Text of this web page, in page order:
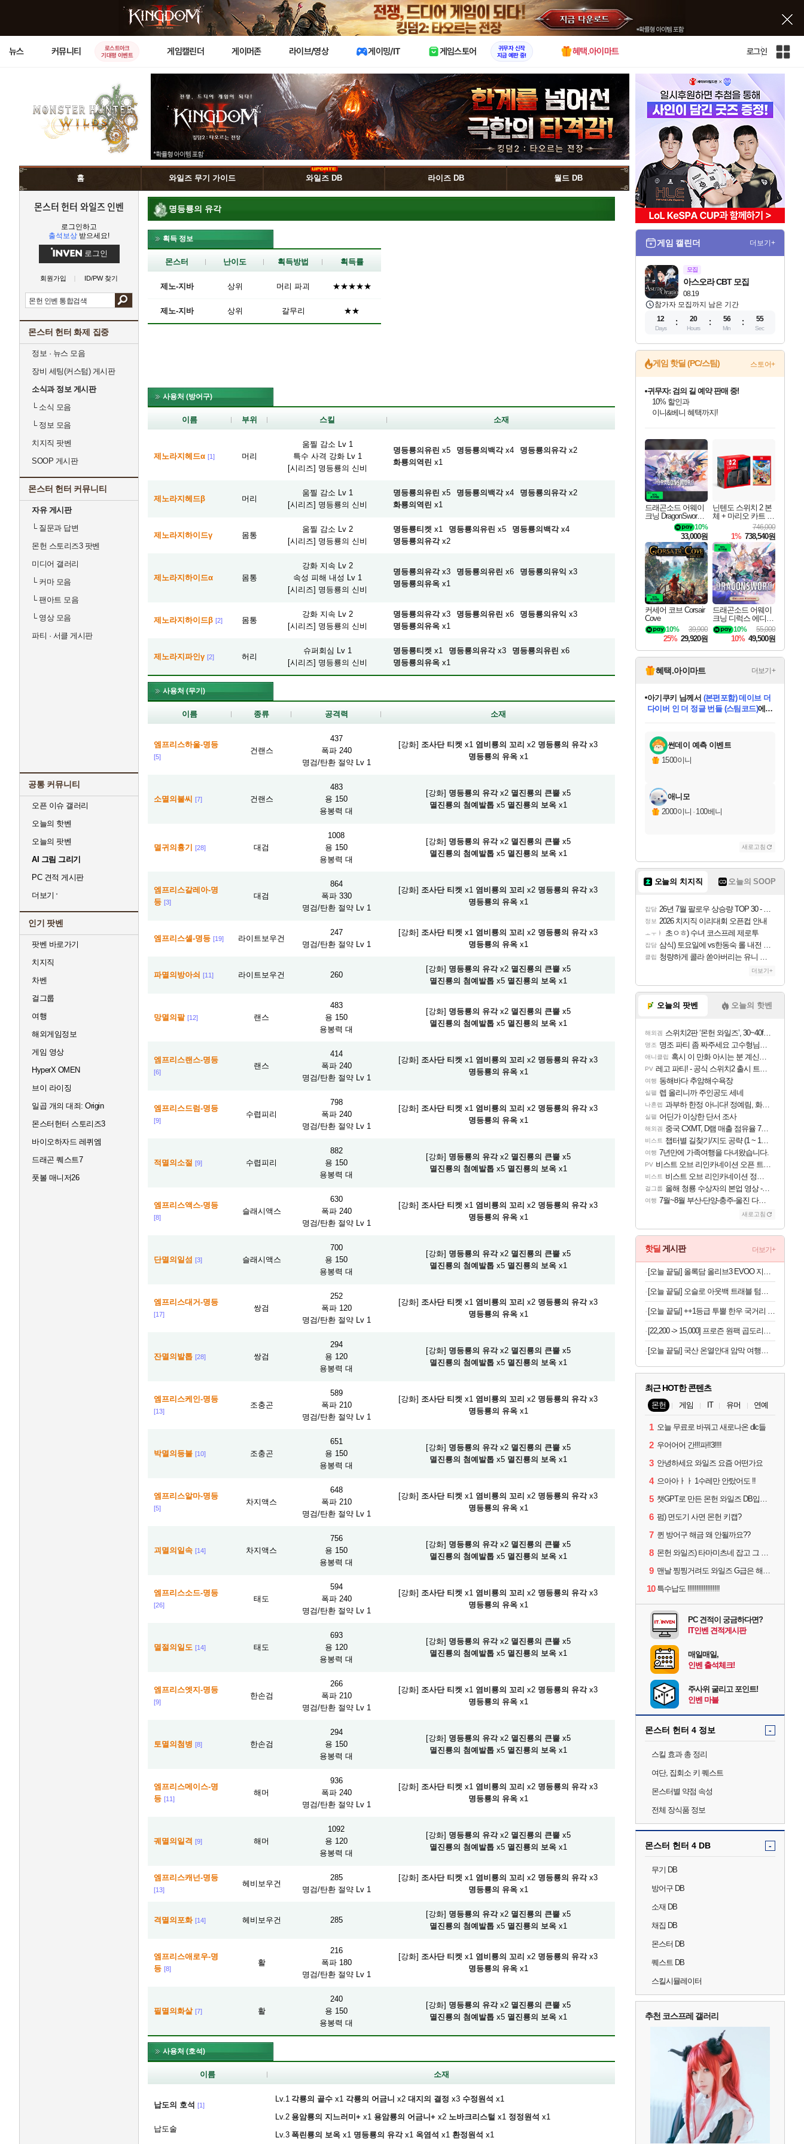
X
뉴스 커뮤니티
로스트아크
기대평 이벤트
게임캘린더 게이머존 라이브/영상 게이밍/IT 게임스토어
귀무자 신작
지금 예판 중!
혜택.아이마트 로그인
인
트
홈 와일즈 무기 가이드 와일즈 DB 라이즈 DB 월드 DB
몬스터 헌터 와일즈 인벤
로그인하고
출석보상 받으세요!
로그인
회원가입 ID/PW 찾기
몬스터 헌터 화제 집중
정보 · 뉴스 모음
장비 세팅(커스텀) 게시판
소식과 정보 게시판
└소식 모음
└정보 모음
치지직 팟벤
SOOP 게시판
몬스터 헌터 커뮤니티
자유 게시판
└질문과 답변
몬헌 스토리즈3 팟벤
미디어 갤러리
└커마 모음
└팬아트 모음
└영상 모음
파티 · 서클 게시판
공통 커뮤니티
오픈 이슈 갤러리
오늘의 핫벤
오늘의 팟벤
AI 그림 그리기
PC 견적 게시판
더보기
인기 팟벤
팟벤 바로가기
치지직
차벤
걸그룹
여행
해외게임정보
게임 영상
HyperX OMEN
브이 라이징
일곱 개의 대죄: Origin
몬스터헌터 스토리즈3
바이오하자드 레퀴엠
드래곤 퀘스트7
풋볼 매니저26
명등룡의 유각
획득 정보
몬스터 난이도 획득방법 획득률
제노-지바 상위 머리 파괴 ★★★★★
제노-지바 상위 갈무리 ★★
사용처 (방어구)
이름 부위 스킬 소재
제노라지헤드α [1] 머리
움찔 감소 Lv 1
특수 사격 강화 Lv 1
[시리즈] 명등룡의 신비
명등룡의유린 x5 명등룡의백각x4 명등룡의유각x2
화룡의역린 x1
제노라지헤드β 머리
움찔 감소 Lv 1
[시리즈] 명등룡의 신비
명등룡의유린 x5 명등룡의백각x4 명등룡의유각x2
화룡의역린 x1
제노라지하이드γ 몸통
움찔 감소 Lv 2
[시리즈] 명등룡의 신비
명등룡티켓 x1 명등룡의유린 x5 명등룡의백각x4
명등룡의유각x2
제노라지하이드α 몸통
강화 지속 Lv 2
속성 피해 내성 Lv 1
[시리즈] 명등룡의 신비
명등룡의유각x3 명등룡의유린 x6 명등룡의유익 x3
명등룡의유옥 x1
제노라지하이드β [2] 몸통
강화 지속 Lv 2
[시리즈] 명등룡의 신비
명등룡의유각x3 명등룡의유린 x6 명등룡의유익 x3
명등룡의유옥 x1
제노라지파인γ [2] 허리
슈퍼회심 Lv 1
[시리즈] 명등룡의 신비
명등룡티켓 x1 명등룡의유각x3 명등룡의유린 x6
명등룡의유옥 x1
사용처 (무기)
이름 종류 공격력 소재
엠프리스하울-명등
[5]
건랜스
437
폭파 240
명검/탄환 절약 Lv 1
[강화] 조사단 티켓 x1 염비룡의 꼬리 x2 명등룡의 유각x3
명등룡의 유옥x1
소멸의불씨 [7] 건랜스
483
용 150
용봉력 대
[강화] 명등룡의 유각x2 멸진룡의 큰뿔x5
멸진룡의 첨예발톱x5 멸진룡의 보옥x1
멸귀의흉기 [28] 대검
1008
용 150
용봉력 대
[강화] 명등룡의 유각x2 멸진룡의 큰뿔x5
멸진룡의 첨예발톱x5 멸진룡의 보옥x1
엠프리스갈레아-명
등 [3]
대검
864
폭파 330
명검/탄환 절약 Lv 1
[강화] 조사단 티켓 x1 염비룡의 꼬리 x2 명등룡의 유각x3
명등룡의 유옥x1
엠프리스셸-명등 [19] 라이트보우건
247
명검/탄환 절약 Lv 1
[강화] 조사단 티켓 x1 염비룡의 꼬리 x2 명등룡의 유각x3
명등룡의 유옥x1
파멸의방아쇠 [11] 라이트보우건 260
[강화] 명등룡의 유각x2 멸진룡의 큰뿔x5
멸진룡의 첨예발톱x5 멸진룡의 보옥x1
망멸의팔 [12] 랜스
483
용 150
용봉력 대
[강화] 명등룡의 유각x2 멸진룡의 큰뿔x5
멸진룡의 첨예발톱x5 멸진룡의 보옥x1
엠프리스랜스-명등
[6]
랜스
414
폭파 240
명검/탄환 절약 Lv 1
[강화] 조사단 티켓 x1 염비룡의 꼬리 x2 명등룡의 유각x3
명등룡의 유옥x1
엠프리스드럼-명등
[9]
수렵피리
798
폭파 240
명검/탄환 절약 Lv 1
[강화] 조사단 티켓 x1 염비룡의 꼬리 x2 명등룡의 유각x3
명등룡의 유옥x1
적멸의소절 [9] 수렵피리
882
용 150
용봉력 대
[강화] 명등룡의 유각x2 멸진룡의 큰뿔x5
멸진룡의 첨예발톱x5 멸진룡의 보옥x1
엠프리스액스-명등
[8]
슬래시액스
630
폭파 240
명검/탄환 절약 Lv 1
[강화] 조사단 티켓 x1 염비룡의 꼬리 x2 명등룡의 유각x3
명등룡의 유옥x1
단멸의일섬 [3] 슬래시액스
700
용 150
용봉력 대
[강화] 명등룡의 유각x2 멸진룡의 큰뿔x5
멸진룡의 첨예발톱x5 멸진룡의 보옥x1
엠프리스대거-명등
[17]
쌍검
252
폭파 120
명검/탄환 절약 Lv 1
[강화] 조사단 티켓 x1 염비룡의 꼬리 x2 명등룡의 유각x3
명등룡의 유옥x1
잔멸의발톱 [28] 쌍검
294
용 120
용봉력 대
[강화] 명등룡의 유각x2 멸진룡의 큰뿔x5
멸진룡의 첨예발톱x5 멸진룡의 보옥x1
엠프리스케인-명등
[13]
조충곤
589
폭파 210
명검/탄환 절약 Lv 1
[강화] 조사단 티켓 x1 염비룡의 꼬리 x2 명등룡의 유각x3
명등룡의 유옥x1
박멸의등불 [10] 조충곤
651
용 150
용봉력 대
[강화] 명등룡의 유각x2 멸진룡의 큰뿔x5
멸진룡의 첨예발톱x5 멸진룡의 보옥x1
엠프리스알마-명등
[5]
차지액스
648
폭파 210
명검/탄환 절약 Lv 1
[강화] 조사단 티켓 x1 염비룡의 꼬리 x2 명등룡의 유각x3
명등룡의 유옥x1
괴멸의일속 [14] 차지액스
756
용 150
용봉력 대
[강화] 명등룡의 유각x2 멸진룡의 큰뿔x5
멸진룡의 첨예발톱x5 멸진룡의 보옥x1
엠프리스소드-명등
[26]
태도
594
폭파 240
명검/탄환 절약 Lv 1
[강화] 조사단 티켓 x1 염비룡의 꼬리 x2 명등룡의 유각x3
명등룡의 유옥x1
멸절의일도 [14] 태도
693
용 120
용봉력 대
[강화] 명등룡의 유각x2 멸진룡의 큰뿔x5
멸진룡의 첨예발톱x5 멸진룡의 보옥x1
엠프리스엣지-명등
[9]
한손검
266
폭파 210
명검/탄환 절약 Lv 1
[강화] 조사단 티켓 x1 염비룡의 꼬리 x2 명등룡의 유각x3
명등룡의 유옥x1
토멸의첨병 [8] 한손검
294
용 150
용봉력 대
[강화] 명등룡의 유각x2 멸진룡의 큰뿔x5
멸진룡의 첨예발톱x5 멸진룡의 보옥x1
엠프리스메이스-명
등 [11]
해머
936
폭파 240
명검/탄환 절약 Lv 1
[강화] 조사단 티켓 x1 염비룡의 꼬리 x2 명등룡의 유각x3
명등룡의 유옥x1
궤멸의일격 [9] 해머
1092
용 120
용봉력 대
[강화] 명등룡의 유각x2 멸진룡의 큰뿔x5
멸진룡의 첨예발톱x5 멸진룡의 보옥x1
엠프리스캐넌-명등
[13]
헤비보우건
285
명검/탄환 절약 Lv 1
[강화] 조사단 티켓 x1 염비룡의 꼬리 x2 명등룡의 유각x3
명등룡의 유옥x1
격멸의포화 [14] 헤비보우건 285
[강화] 명등룡의 유각x2 멸진룡의 큰뿔x5
멸진룡의 첨예발톱x5 멸진룡의 보옥x1
엠프리스애로우-명
등 [8]
활
216
폭파 180
명검/탄환 절약 Lv 1
[강화] 조사단 티켓 x1 염비룡의 꼬리 x2 명등룡의 유각x3
명등룡의 유옥x1
필멸의화살 [7] 활
240
용 150
용봉력 대
[강화] 명등룡의 유각x2 멸진룡의 큰뿔x5
멸진룡의 첨예발톱x5 멸진룡의 보옥x1
사용처 (호석)
이름 소재
납도의 호석 [1]
납도술
Lv.1 각룡의 골수 x1 각룡의 어금니 x2 대지의 결정 x3 수정원석 x1
Lv.2 용암룡의 지느러미+ x1 용암룡의 어금니+ x2 노바크리스털 x1 정정원석 x1
Lv.3 폭린룡의 보옥 x1 명등룡의 유각x1 옥염석 x1 환정원석 x1
게임 캘린더 더보기+
모집
08.19
아스오라 CBT 모집
참가자 모집까지 남은 기간
12
Days
20
Hours
56
Min
54
Sec
게임 핫딜 (PC/스팀) 스토어+
네이버혜택과 함께 만나보세요!
50%할인&추가 적립까지!
귀무자: 검의 길 예약 판매 중!
10% 할인과
이니&베니 혜택까지!
네이버 혜택가와 함께 예약하세요!
할인&네이버혜택으로 만나보세요!
네이버페이 혜택과 만나보세요!
40주년 프로모션으로 만나보세요!
네이버 포인트 혜택까지!
할인가에 만나보세요!
일부 에디션 상시 할인!
혜택으로 예약 판매 중
편안하게 충전하세요
드래곤소드 어웨이
크닝 DragonSword A
10%
33,000원
닌텐도 스위치 2 본
체 + 마리오 카트 월
746,000
1% 738,540원
커세어 코브 Corsair
Cove
39,900
10%
25% 29,920원
드래곤소드 어웨이
크닝 디럭스 에디션
DragonSword Awake
ning Deluxe Edition
55,000
10%
10% 49,500원
혜택.아이마트 더보기+
당첨되셨습니다.
아기쿠키 님께서 (본편포함) 데이브 더
다이버 인 더 정글 번들 (스팀코드)에
당첨되셨습니다.
당첨되셨습니다.
에디션 (스팀코드)를 교환.
당첨되셨습니다.
당첨되셨습니다.
당첨되셨습니다.
당첨되셨습니다.
썬데이 예측 이벤트
1500이니
애니모
2000이니 · 100베니
새로고침
오늘의 치지직 오늘의 SOOP
잡담 26년 7월 팔로우 상승량 TOP 30 - 월간 치지직
정보 2026 치지직 이리대회 오픈컵 안내
ㅗㅜㅑ 초ㅇㅎ) 수녀 코스프레 제로투
잡담 삼식) 토요일에 vs한동숙 롤 내전 예정
클립 청량하게 콜라 쏟아버리는 유니 ㅋㅋㅋ
더보기+
오늘의 팟벤 오늘의 핫벤
해외겜 스위치2판 ‘몬헌 와일즈’, 30~40fps 목표 추정
명조 명조 파티 좀 짜주세요 고수형님들…
애니클립 혹시 이 만화 아시는 분 계신가요
PV 레고 파티! - 공식 스위치2 출시 트레일러
여행 동해바다 추암해수욕장
실팰 렙 올리니까 주인공도 세네
나혼렙 과부하 한정 아니다! 정예림, 화속성 서포터 세대 교체
실팰 어딘가 이상한 단서 조사
해외겜 중국 CXMT, D램 매출 점유율 7%…글로벌 4위로 부상
비스트 챕터별 길찾기/지도 공략 (1 ~ 12장)
여행 7년만에 가족여행을 다녀왔습니다.
PV 비스트 오브 리인카네이션 오픈 트레일러
비스트 비스트 오브 리인카네이션 정보/공략글 모음
걸그룹 올해 청룡 수상자의 본업 영상 - 스테이씨 윤
여행 7월~8월 부산-단양-충주-울진 다녀왔어요~
새로고침
핫딜 게시판 더보기+
[오늘 끝딜] 올록담 올리브3 EVOO 지중해 올리브오일 캡슐 올리브유 3개월분
[오늘 끝딜] 오슬로 아웃백 트래블 텀블러 350ml, 아이보리
[오늘 끝딜] ++1등급 투뿔 한우 국거리 국내산 소고기 양지머리 설도 냉장 생고기 600g, 1kg, 2kg 대용량
[22,200 -> 15,000] 프로즌 원팩 곱도리탕 590g 2개
[오늘 끝딜] 국산 온열안대 암막 여행용 수면 안대 천연 아로마 스팀 찜질 아이마스크 일상에반하다
최근 HOT한 콘텐츠
몬헌 게임 IT 유머 연예
1 오늘 무료로 바꿔고 새로나온 dlc들
2 우어어어 간!!!파!!3!!!!
3 안녕하세요 와일즈 요즘 어떤가요
4 으아아ㅏㅏ 1수레만 안탔어도 !!
5 챗GPT로 만든 몬헌 와일즈 DB입니다.
6 펌) 면도기 사면 몬헌 키캡?
7 퀸 방어구 해금 왜 안될까요??
8 몬헌 와일즈) 타마미츠네 잡고 그 뒤로 안했는데 복귀하려면 뭐부터..?
9 맨날 찡찡거려도 와일즈 G급은 해야하니까 접속 jpg
10 특수납도 !!!!!!!!!!!!!!!!!!
PC 견적이 궁금하다면?
IT인벤 견적게시판
매일매일,
인벤 출석체크!
주사위 굴리고 포인트!
인벤 마블
몬스터 헌터 4 정보 -
스킬 효과 총 정리
여단, 집회소 키 퀘스트
몬스터별 약점 속성
전체 장식품 정보
몬스터 헌터 4 DB -
무기 DB
방어구 DB
소재 DB
채집 DB
몬스터 DB
퀘스트 DB
스킬시뮬레이터
추천 코스프레 갤러리